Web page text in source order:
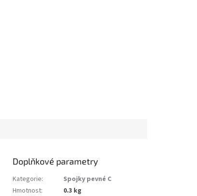
Doplňkové parametry
Kategorie:
Spojky pevné C
Hmotnost:
0.3 kg